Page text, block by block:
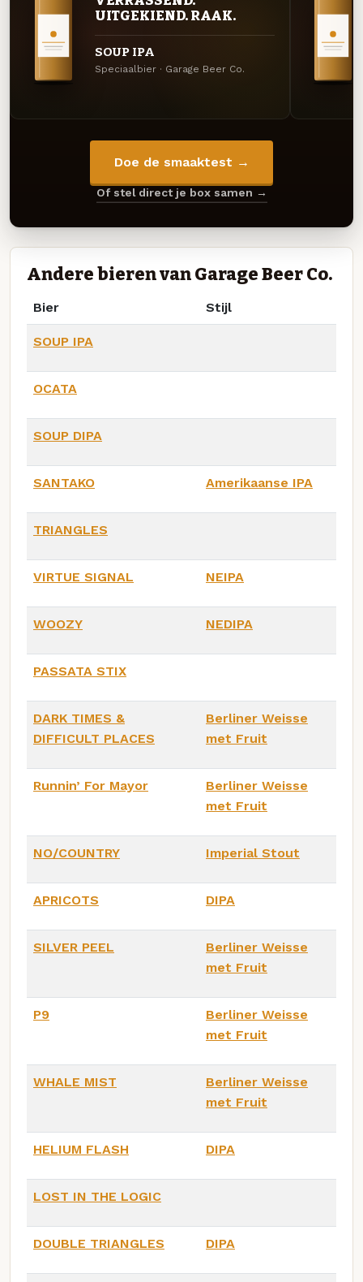
UITGEKIEND. RAAK.
SOUP IPA
Speciaalbier · Garage Beer Co.
Doe de smaaktest →
Of stel direct je box samen →
Andere bieren van Garage Beer Co.
Bier Stijl
SOUP IPA
OCATA
SOUP DIPA
SANTAKO Amerikaanse IPA
TRIANGLES
VIRTUE SIGNAL NEIPA
WOOZY NEDIPA
PASSATA STIX
DARK TIMES &
DIFFICULT PLACES
Berliner Weisse
met Fruit
Runnin’ For Mayor
Berliner Weisse
met Fruit
NO/COUNTRY Imperial Stout
APRICOTS DIPA
SILVER PEEL
Berliner Weisse
met Fruit
P9
Berliner Weisse
met Fruit
WHALE MIST
Berliner Weisse
met Fruit
HELIUM FLASH DIPA
LOST IN THE LOGIC
DOUBLE TRIANGLES DIPA